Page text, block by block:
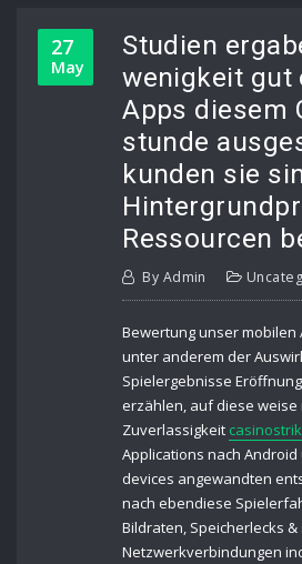
27
May
Studien
wenigkeit gut
Apps diesem
stunde
kunden sie
Ressourcen
By Admin
Bewertung unser mobilen
unter anderem der
Spielergebnisse
erzählen, auf diese
Zuverlassigkeit
Applications nach
devices angewandten
nach ebendiese
Bildraten, Speicherlecks
Netzwerkverbindungen